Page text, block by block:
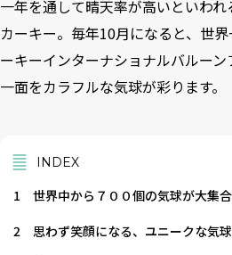
一年を通して晴天率が高いといわ
カーキー。毎年10月になると、世
ーキーインターナショナルバルーン
一面をカラフルな気球が彩ります。
INDEX
1
世界中から７００個の気球が大集合
2
思わず笑顔になる、ユニークな気